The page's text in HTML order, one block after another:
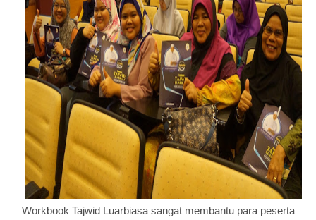
Workbook Tajwid Luarbiasa sangat membantu para peserta